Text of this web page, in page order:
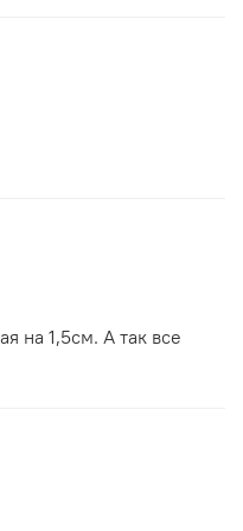
на 1,5см. А так все